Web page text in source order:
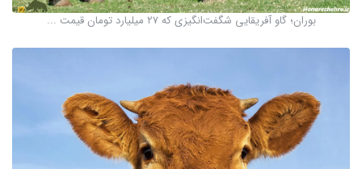
بوران؛ گاو آفریقایی شگفت‌انگیزی که ۲۷ میلیارد تومان قیمت ...